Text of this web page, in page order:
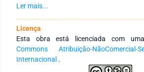
Envelhecimento: Explora os conceitos
envelhecimento, destacando a
holística desse período na vida da
Manifestações Clínicas do Período de
mudanças endócrinas no aparelho
alterações do ciclo menstrual, e as
Ler mais...
Licença
Esta obra está licenciada com
Commons Atribuição-NãoComercial-
Internacional .